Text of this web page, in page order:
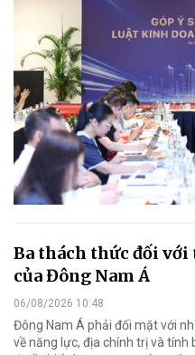
Ba thách thức đối
của Đông Nam Á
06/08/2026 10:48
Đông Nam Á phải đối mặt với
về năng lực, địa chính trị và tính